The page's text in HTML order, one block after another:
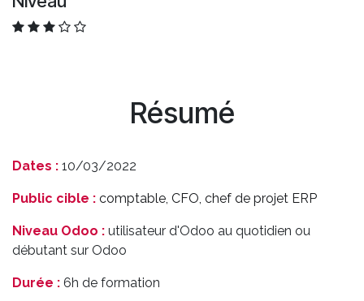
Résumé
Dates : 10/03/2022
Public cible : comptable, CFO, chef de projet ERP
Niveau Odoo : utilisateur d'Odoo au quotidien ou
débutant sur Odoo
Durée : 6h de formation